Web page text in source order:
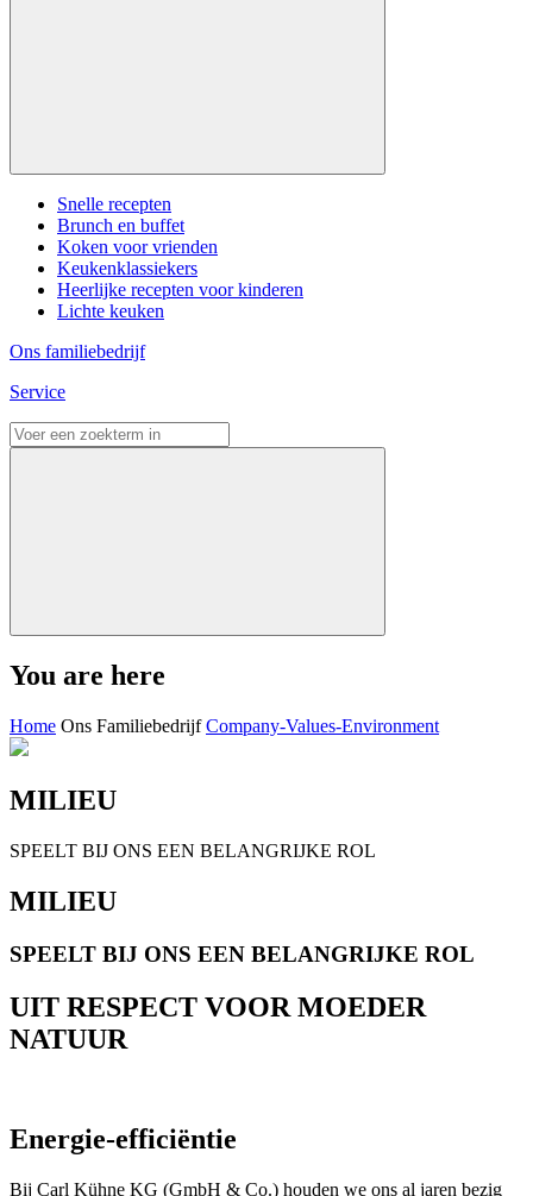
Snelle recepten
Brunch en buffet
Koken voor vrienden
Keukenklassiekers
Heerlijke recepten voor kinderen
Lichte keuken
Ons familiebedrijf
Service
You are here
Home Ons Familiebedrijf Company-Values-Environment
MILIEU
SPEELT BIJ ONS EEN BELANGRIJKE ROL
MILIEU
SPEELT BIJ ONS EEN BELANGRIJKE ROL
UIT RESPECT VOOR MOEDER
NATUUR
Energie-efficiëntie
Bij Carl Kühne KG (GmbH & Co.) houden we ons al jaren bezig